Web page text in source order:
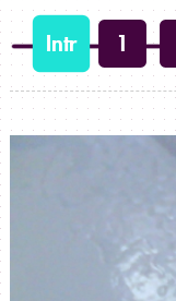
Intr 1